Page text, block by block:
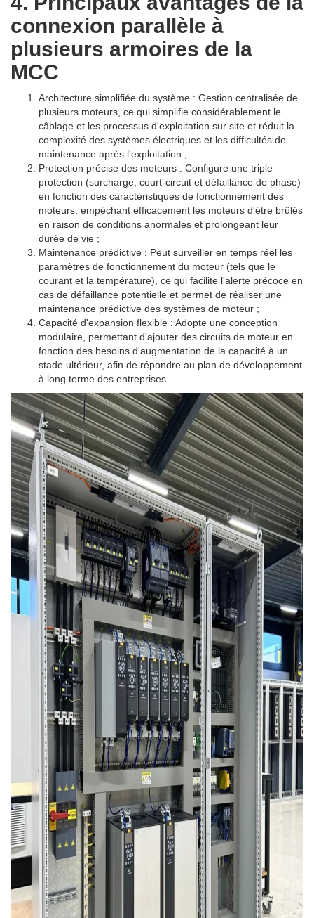
connexion parallèle à
plusieurs armoires de la
MCC
Architecture simplifiée du système : Gestion centralisée de
plusieurs moteurs, ce qui simplifie considérablement le
câblage et les processus d'exploitation sur site et réduit la
complexité des systèmes électriques et les difficultés de
maintenance après l'exploitation ;
Protection précise des moteurs : Configure une triple
protection (surcharge, court-circuit et défaillance de phase)
en fonction des caractéristiques de fonctionnement des
moteurs, empêchant efficacement les moteurs d'être brûlés
en raison de conditions anormales et prolongeant leur
durée de vie ;
Maintenance prédictive : Peut surveiller en temps réel les
paramètres de fonctionnement du moteur (tels que le
courant et la température), ce qui facilite l'alerte précoce en
cas de défaillance potentielle et permet de réaliser une
maintenance prédictive des systèmes de moteur ;
Capacité d'expansion flexible : Adopte une conception
modulaire, permettant d'ajouter des circuits de moteur en
fonction des besoins d'augmentation de la capacité à un
stade ultérieur, afin de répondre au plan de développement
à long terme des entreprises.